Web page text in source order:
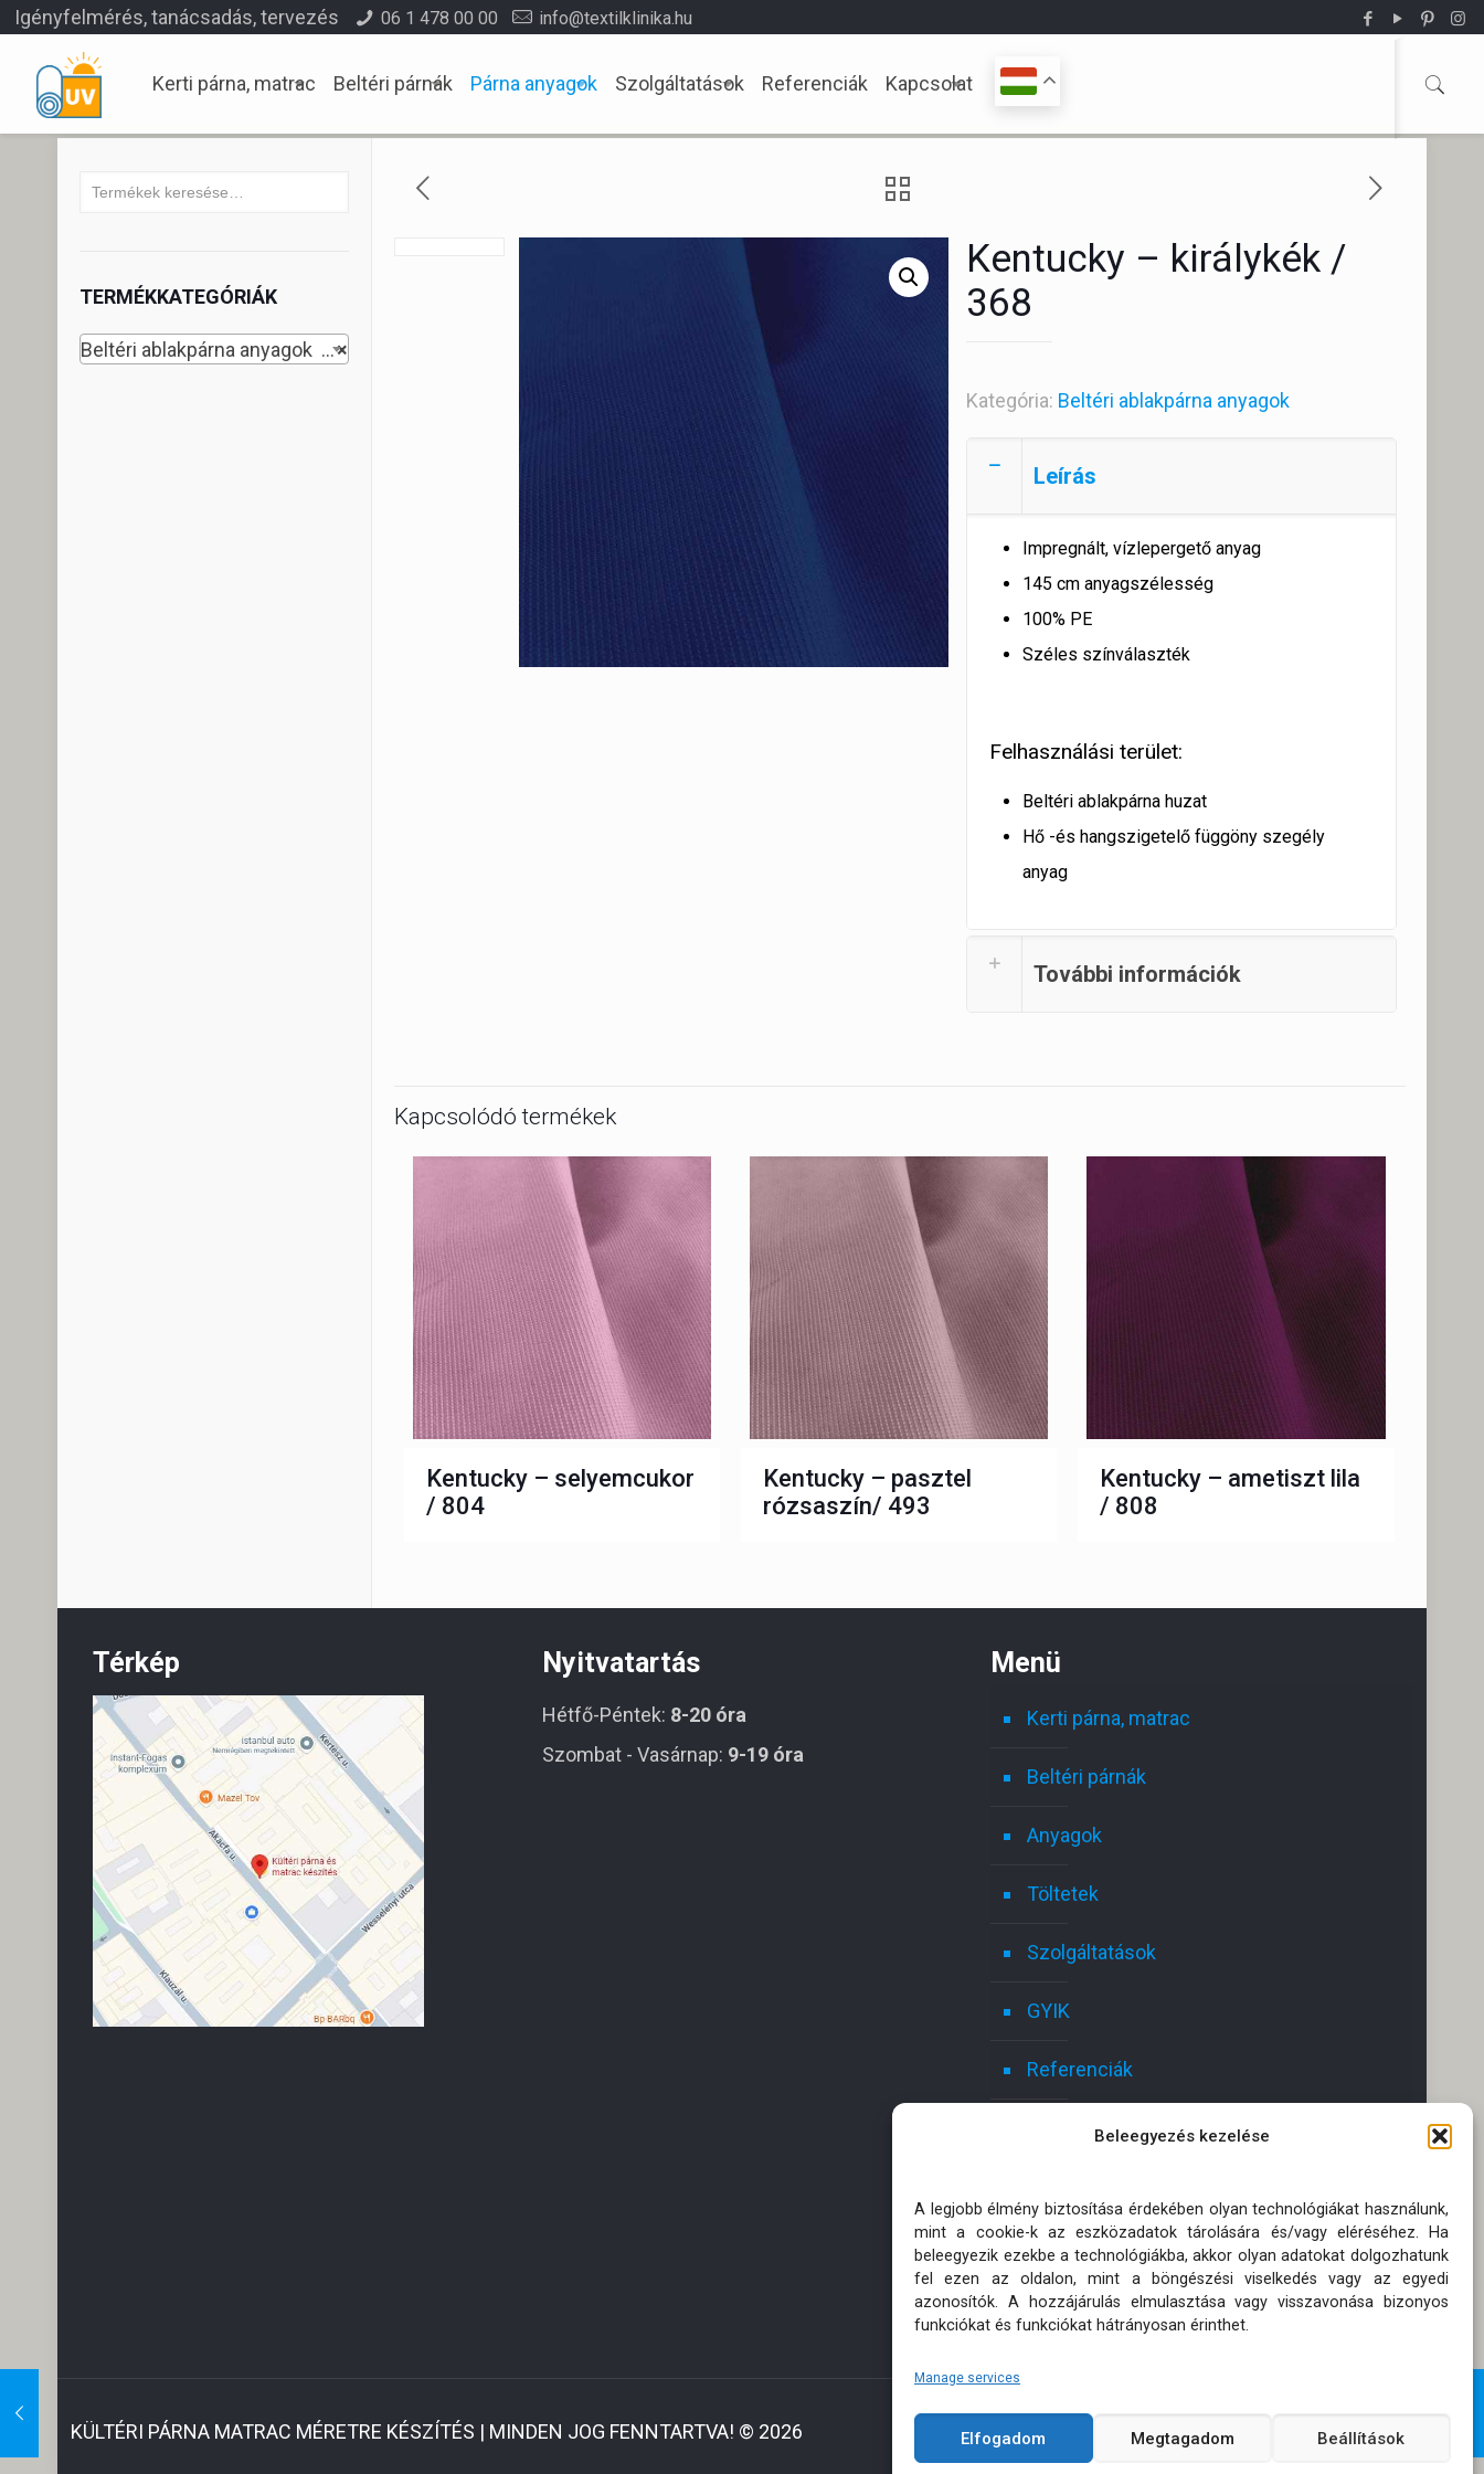
Beleegyezés kezelése
A legjobb élmény biztosítása érdekében olyan technológiákat használunk,
mint a cookie-k az eszközadatok tárolására és/vagy eléréséhez. Ha
beleegyezik ezekbe a technológiákba, akkor olyan adatokat dolgozhatunk
fel ezen az oldalon, mint a böngészési viselkedés vagy az egyedi
azonosítók. A hozzájárulás elmulasztása vagy visszavonása bizonyos
funkciókat és funkciókat hátrányosan érinthet.
Manage services
Elfogadom Megtagadom Beállítások
Igényfelmérés, tanácsadás, tervezés 06 1 478 00 00 info@textilklinika.hu
Kerti párna, matrac Beltéri párnák Párna anyagok Szolgáltatások Referenciák Kapcsolat
Kentucky – királykék /
368
Kategória: Beltéri ablakpárna anyagok
Leírás
Impregnált, vízlepergető anyag
145 cm anyagszélesség
100% PE
Széles színválaszték
Felhasználási terület:
Beltéri ablakpárna huzat
Hő -és hangszigetelő függöny szegély
anyag
További információk
Kapcsolódó termékek
Kentucky – selyemcukor
/ 804
Kentucky – pasztel
rózsaszín/ 493
Kentucky – ametiszt lila
/ 808
TERMÉKKATEGÓRIÁK
×
Beltéri ablakpárna anyagok (79)
Térkép Nyitvatartás
Hétfő-Péntek: 8-20 óra
Szombat - Vasárnap: 9-19 óra
Menü
Kerti párna, matrac
Beltéri párnák
Anyagok
Töltetek
Szolgáltatások
GYIK
Referenciák
Kapcsolat
Oldaltérkép
Adatkezelési tájékoztatók
KÜLTÉRI PÁRNA MATRAC MÉRETRE KÉSZÍTÉS | MINDEN JOG FENNTARTVA! © 2026